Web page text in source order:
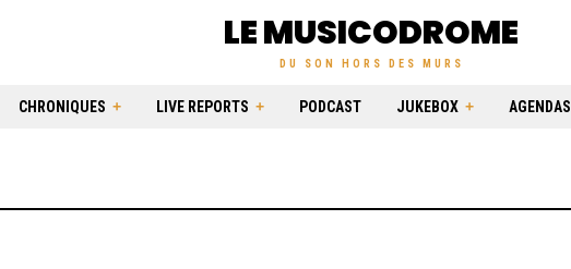
LE MUSICODROME
DU SON HORS DES MURS
CHRONIQUES LIVE REPORTS PODCAST JUKEBOX AGENDAS